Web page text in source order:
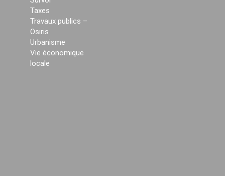
Taxes
Travaux publics –
Osiris
Urbanisme
Vie économique
locale